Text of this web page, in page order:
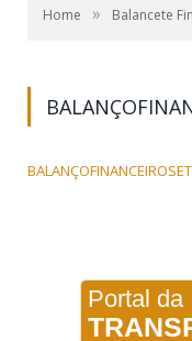
Home » Balancete
Portal da